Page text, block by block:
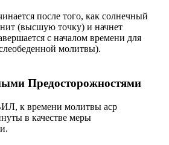
после того, как солнечный
(высшую точку) и начнет
с началом времени для
молитвы).
Предосторожностями
к времени молитвы аср
в качестве меры